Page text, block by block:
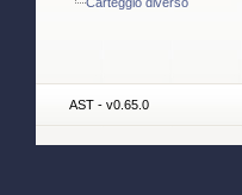
AST - v0.65.0